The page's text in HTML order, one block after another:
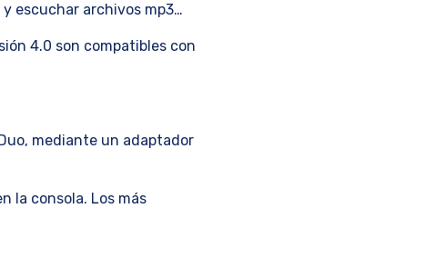
escuchar archivos mp3…
4.0 son compatibles con
mediante un adaptador
la consola. Los más